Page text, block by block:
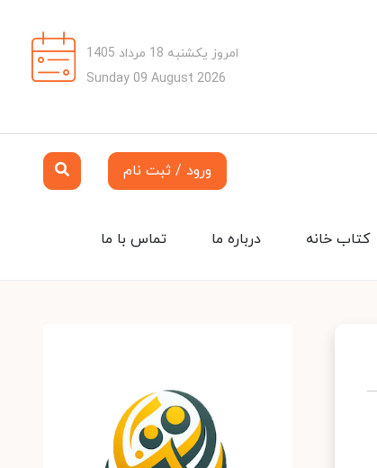
امروز یکشنبه 18 مرداد 1405
Sunday 09 August 2026
ورود / ثبت نام
تماس با ما درباره ما کتاب خانه